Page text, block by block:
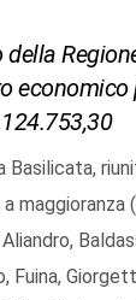
economico
Basilicata,
maggioranza
Fuina,